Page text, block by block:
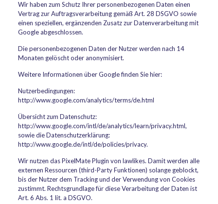
Wir haben zum Schutz Ihrer personenbezogenen Daten einen
Vertrag zur Auftragsverarbeitung gemäß Art. 28 DSGVO sowie
einen speziellen, ergänzenden Zusatz zur Datenverarbeitung mit
Google abgeschlossen.
Die personenbezogenen Daten der Nutzer werden nach 14
Monaten gelöscht oder anonymisiert.
Weitere Informationen über Google finden Sie hier:
Nutzerbedingungen:
http://www.google.com/analytics/terms/de.html
Übersicht zum Datenschutz:
http://www.google.com/intl/de/analytics/learn/privacy.html,
sowie die Datenschutzerklärung:
http://www.google.de/intl/de/policies/privacy.
Wir nutzen das PixelMate Plugin von lawlikes. Damit werden alle
externen Ressourcen (third-Party Funktionen) solange geblockt,
bis der Nutzer dem Tracking und der Verwendung von Cookies
zustimmt. Rechtsgrundlage für diese Verarbeitung der Daten ist
Art. 6 Abs. 1 lit. a DSGVO.